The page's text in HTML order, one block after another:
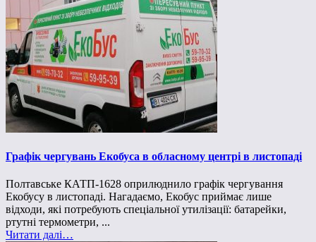
Графік чергувань Екобуса в обласному центрі в листопаді
Полтавське КАТП-1628 оприлюднило графік чергування
Екобусу в листопаді. Нагадаємо, Екобус приймає лише
відходи, які потребують спеціальної утилізації: батарейки,
ртутні термометри, ...
Читати далі…